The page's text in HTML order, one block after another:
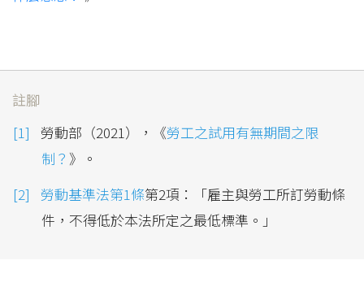
註腳
勞動部（2021），《勞工之試用有無期間之限
制？ 》。
勞動基準法第1條第2項：「雇主與勞工所訂勞動條
件，不得低於本法所定之最低標準。」